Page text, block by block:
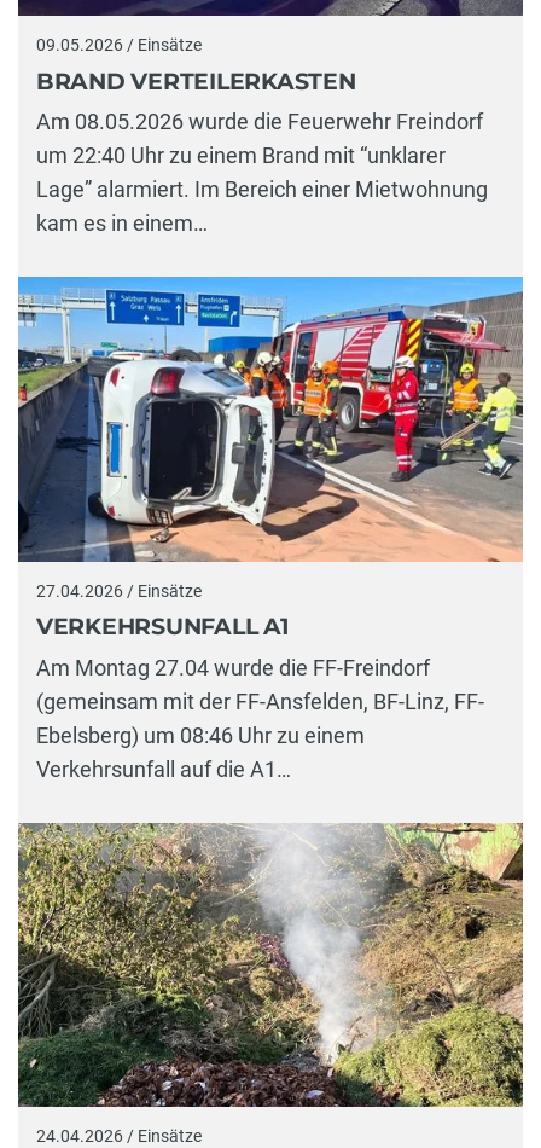
09.05.2026 / Einsätze
BRAND VERTEILERKASTEN
Am 08.05.2026 wurde die Feuerwehr Freindorf
um 22:40 Uhr zu einem Brand mit “unklarer
Lage” alarmiert. Im Bereich einer Mietwohnung
kam es in einem…
27.04.2026 / Einsätze
VERKEHRSUNFALL A1
Am Montag 27.04 wurde die FF-Freindorf
(gemeinsam mit der FF-Ansfelden, BF-Linz, FF-
Ebelsberg) um 08:46 Uhr zu einem
Verkehrsunfall auf die A1…
24.04.2026 / Einsätze